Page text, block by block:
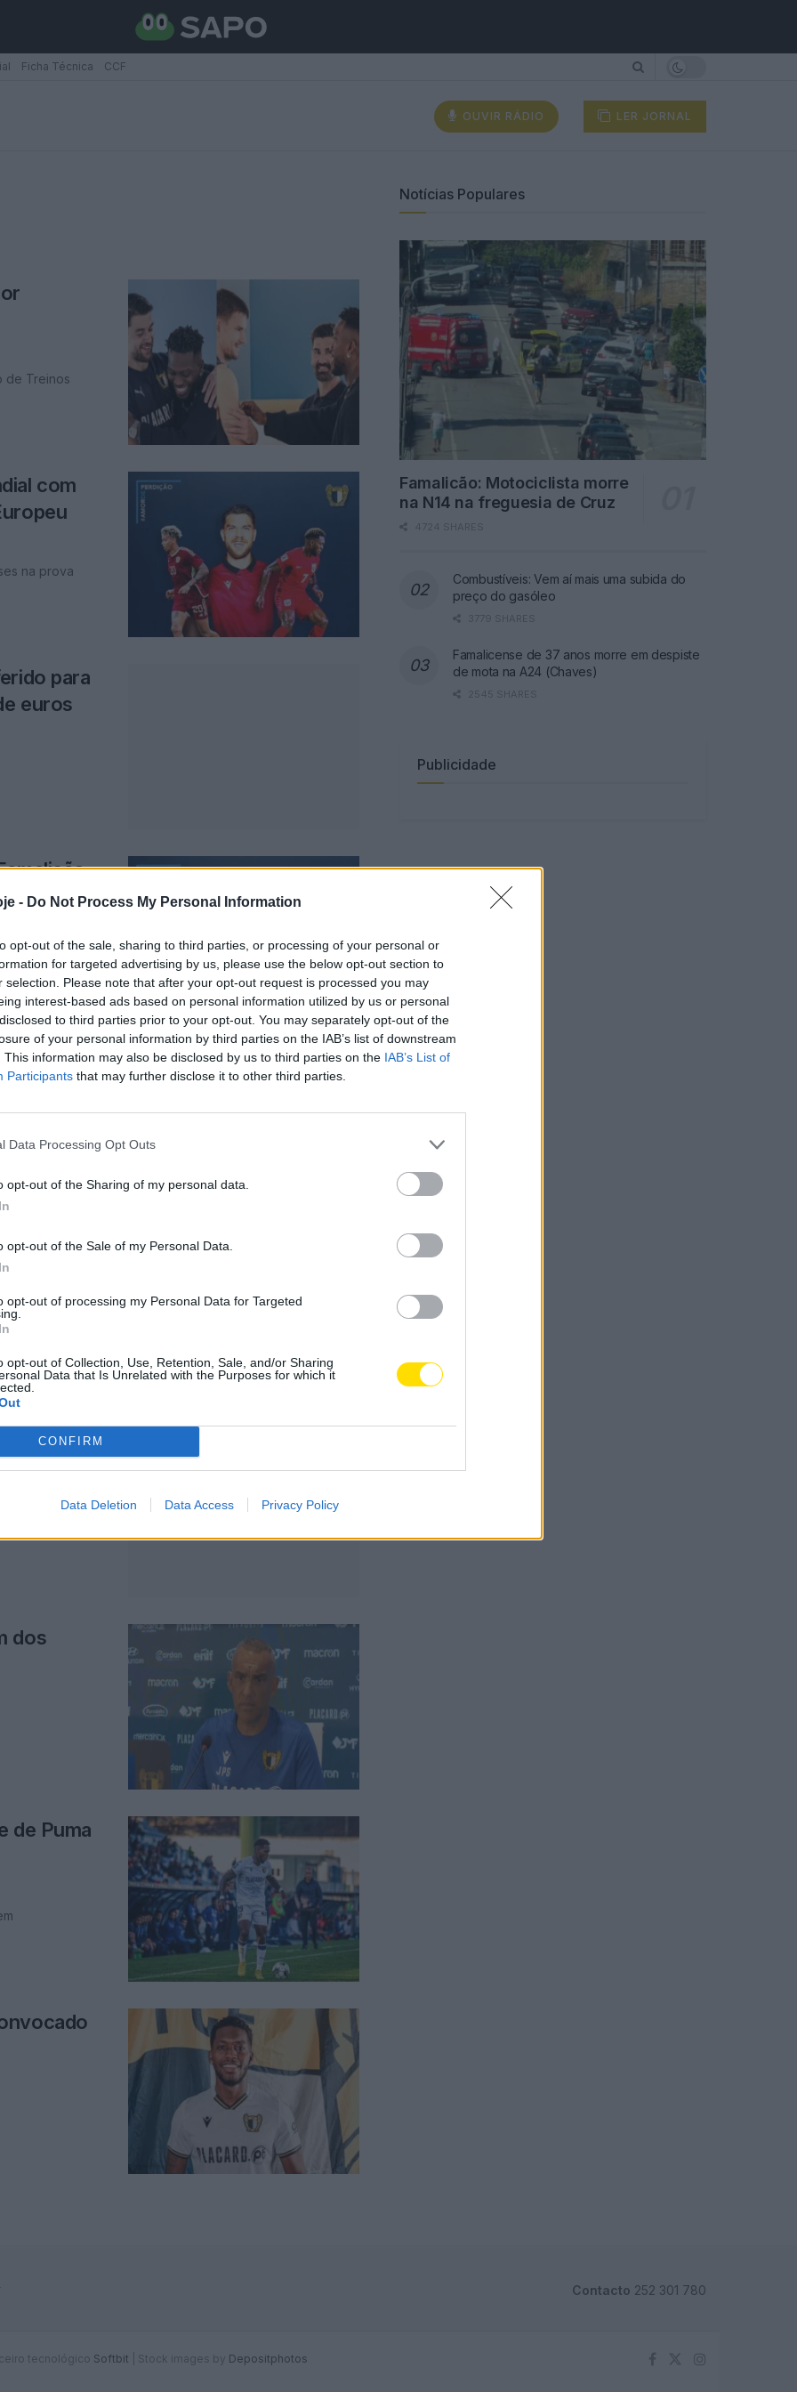
- Do Not Process My Personal Information
opt-out of the sale, sharing to third parties, or processing of your personal or
for targeted advertising by us, please use the below opt-out section to
selection. Please note that after your opt-out request is processed you may
interest-based ads based on personal information utilized by us or personal
to third parties prior to your opt-out. You may separately opt-out of the
of your personal information by third parties on the IAB’s list of downstream
This information may also be disclosed by us to third parties on the IAB’s List of
Participants that may further disclose it to other third parties.
Data Processing Opt Outs
opt-out of the Sharing of my personal data.
opt-out of the Sale of my Personal Data.
opt-out of processing my Personal Data for Targeted
opt-out of Collection, Use, Retention, Sale, and/or Sharing
Data that Is Unrelated with the Purposes for which it
CONFIRM
Data Deletion Data Access Privacy Policy
Ficha Técnica CCF
OUVIR RÁDIO LER JORNAL
de Treinos
com
na prova
para
euros
a
para
do País
das respetivas
dos
de Puma
Notícias Populares
Famalicão: Motociclista morre
na N14 na freguesia de Cruz
4724 SHARES
Combustíveis: Vem aí mais uma subida do
preço do gasóleo
3779 SHARES
Famalicense de 37 anos morre em despiste
de mota na A24 (Chaves)
2545 SHARES
Publicidade
Contacto 252 301 780
tecnológico Softbit Stock images by Depositphotos